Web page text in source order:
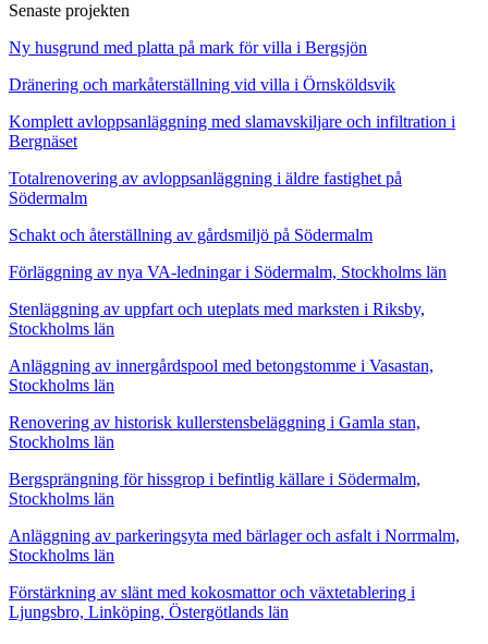
Senaste projekten
Ny husgrund med platta på mark för villa i Bergsjön
Dränering och markåterställning vid villa i Örnsköldsvik
Komplett avloppsanläggning med slamavskiljare och infiltration i
Bergnäset
Totalrenovering av avloppsanläggning i äldre fastighet på
Södermalm
Schakt och återställning av gårdsmiljö på Södermalm
Förläggning av nya VA-ledningar i Södermalm, Stockholms län
Stenläggning av uppfart och uteplats med marksten i Riksby,
Stockholms län
Anläggning av innergårdspool med betongstomme i Vasastan,
Stockholms län
Renovering av historisk kullerstensbeläggning i Gamla stan,
Stockholms län
Bergsprängning för hissgrop i befintlig källare i Södermalm,
Stockholms län
Anläggning av parkeringsyta med bärlager och asfalt i Norrmalm,
Stockholms län
Förstärkning av slänt med kokosmattor och växtetablering i
Ljungsbro, Linköping, Östergötlands län